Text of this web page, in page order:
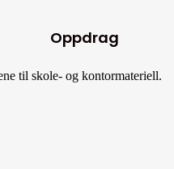
Oppdrag
til skole- og kontormateriell.